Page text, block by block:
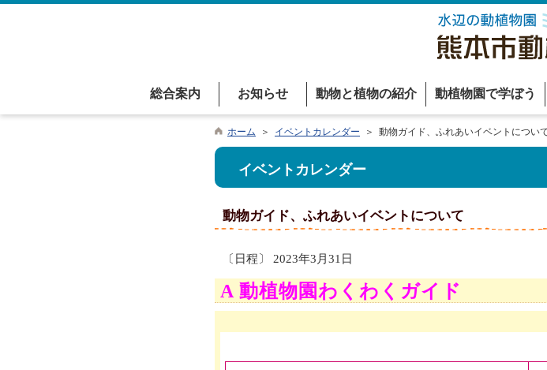
総合案内 お知らせ 動物と植物の紹介 動植物園で学ぼう
ホーム ＞ イベントカレンダー ＞ 動物ガイド、ふれあいイベントについ
イベントカレンダー
動物ガイド、ふれあいイベントについて
〔日程〕 2023年3月31日
A 動植物園わくわくガイド